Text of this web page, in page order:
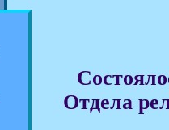
Отдела